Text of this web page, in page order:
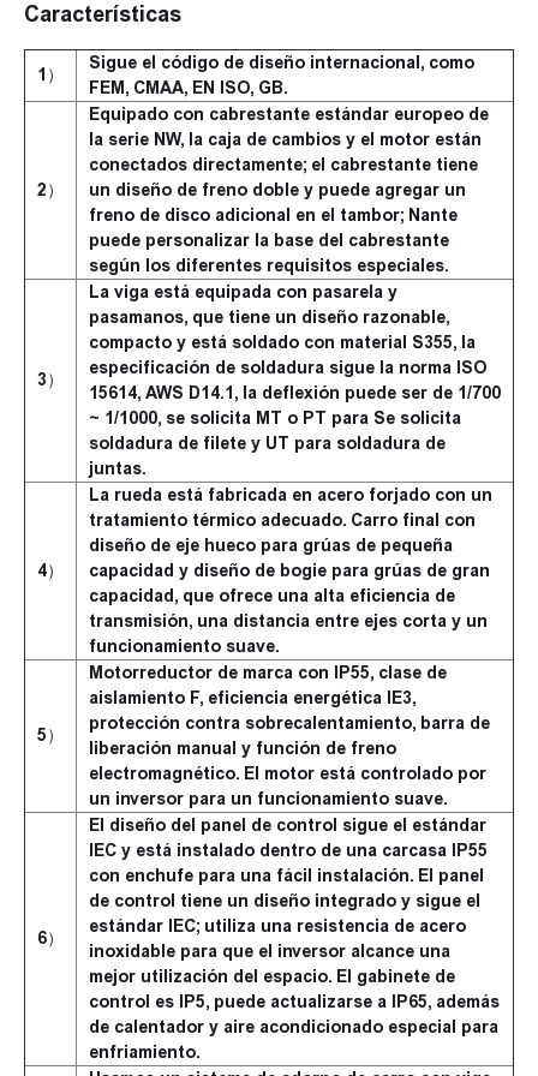
Características
1）
Sigue el código de diseño internacional, como
FEM, CMAA, EN ISO, GB.
2）
Equipado con cabrestante estándar europeo de
la serie NW, la caja de cambios y el motor están
conectados directamente; el cabrestante tiene
un diseño de freno doble y puede agregar un
freno de disco adicional en el tambor; Nante
puede personalizar la base del cabrestante
según los diferentes requisitos especiales.
3）
La viga está equipada con pasarela y
pasamanos, que tiene un diseño razonable,
compacto y está soldado con material S355, la
especificación de soldadura sigue la norma ISO
15614, AWS D14.1, la deflexión puede ser de 1/700
~ 1/1000, se solicita MT o PT para Se solicita
soldadura de filete y UT para soldadura de
juntas.
4）
La rueda está fabricada en acero forjado con un
tratamiento térmico adecuado. Carro final con
diseño de eje hueco para grúas de pequeña
capacidad y diseño de bogie para grúas de gran
capacidad, que ofrece una alta eficiencia de
transmisión, una distancia entre ejes corta y un
funcionamiento suave.
5）
Motorreductor de marca con IP55, clase de
aislamiento F, eficiencia energética IE3,
protección contra sobrecalentamiento, barra de
liberación manual y función de freno
electromagnético. El motor está controlado por
un inversor para un funcionamiento suave.
6）
El diseño del panel de control sigue el estándar
IEC y está instalado dentro de una carcasa IP55
con enchufe para una fácil instalación. El panel
de control tiene un diseño integrado y sigue el
estándar IEC; utiliza una resistencia de acero
inoxidable para que el inversor alcance una
mejor utilización del espacio. El gabinete de
control es IP5, puede actualizarse a IP65, además
de calentador y aire acondicionado especial para
enfriamiento.